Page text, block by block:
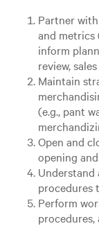
Partner
and metrics
inform
review,
Maintain
(e.g., pant
Open and
opening
Understand
procedures
Perform